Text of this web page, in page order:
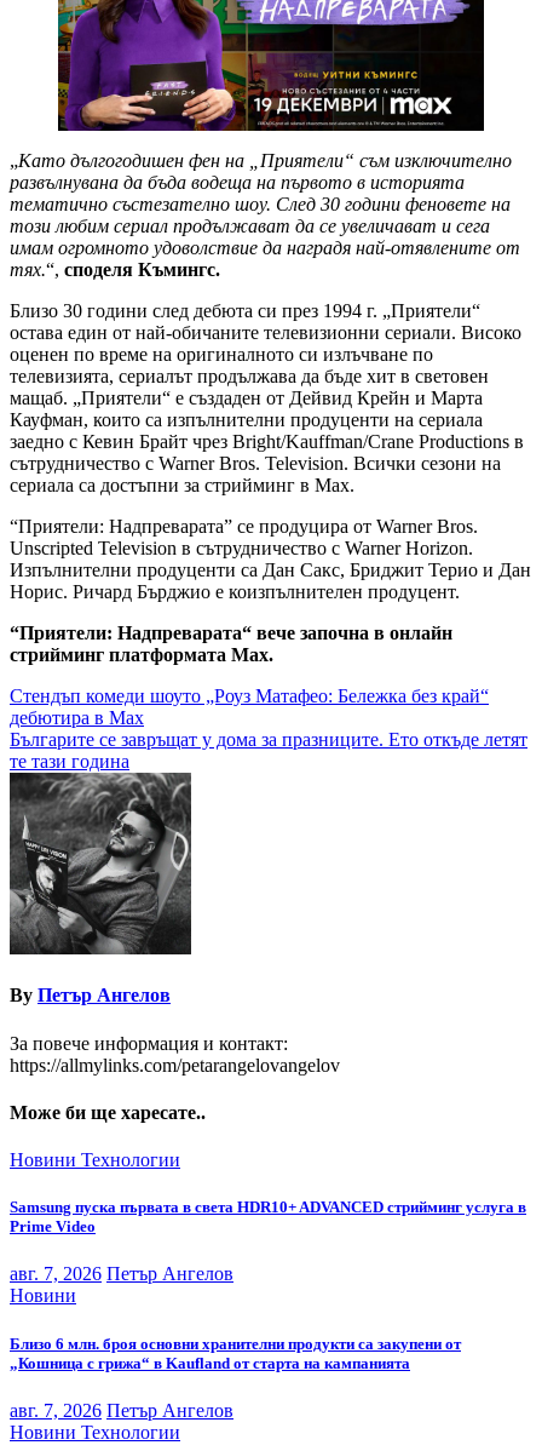
„Като дългогодишен фен на „Приятели“ съм изключително
развълнувана да бъда водеща на първото в историята
тематично състезателно шоу. След 30 години феновете на
този любим сериал продължават да се увеличават и сега
имам огромното удоволствие да наградя най-отявлените от
тях.“, споделя Къмингс.
Близо 30 години след дебюта си през 1994 г. „Приятели“
остава един от най-обичаните телевизионни сериали. Високо
оценен по време на оригиналното си излъчване по
телевизията, сериалът продължава да бъде хит в световен
мащаб. „Приятели“ е създаден от Дейвид Крейн и Марта
Кауфман, които са изпълнителни продуценти на сериала
заедно с Кевин Брайт чрез Bright/Kauffman/Crane Productions в
сътрудничество с Warner Bros. Television. Всички сезони на
сериала са достъпни за стрийминг в Max.
“Приятели: Надпреварата” се продуцира от Warner Bros.
Unscripted Television в сътрудничество с Warner Horizon.
Изпълнителни продуценти са Дан Сакс, Бриджит Терио и Дан
Норис. Ричард Бърджио е коизпълнителен продуцент.
“Приятели: Надпреварата“ вече започна в онлайн
стрийминг платформата Max.
Навигация
Стендъп комеди шоуто „Роуз Матафео: Бележкa без край“
дебютира в Max
Българите се завръщат у дома за празниците. Ето откъде летят
те тази година
By Петър Ангелов
За повече информация и контакт:
https://allmylinks.com/petarangelovangelov
Може би ще харесате..
Новини Технологии
Samsung пуска първата в света HDR10+ ADVANCED стрийминг услуга в
Prime Video
авг. 7, 2026 Петър Ангелов
Новини
Близо 6 млн. броя основни хранителни продукти са закупени от
„Кошница с грижа“ в Kaufland от старта на кампанията
авг. 7, 2026 Петър Ангелов
Новини Технологии